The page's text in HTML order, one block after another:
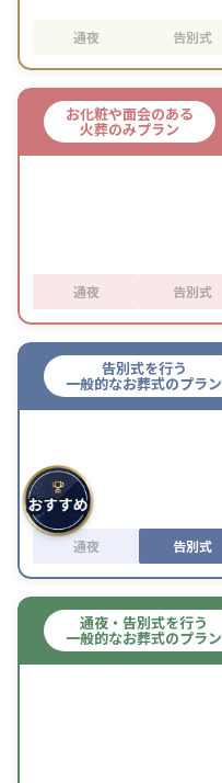
通夜 告別式
お化粧や面会のある
火葬のみプラン
通夜 告別式
告別式を行う
一般的なお葬式のプラン
通夜 告別式
通夜・告別式を行う
一般的なお葬式のプラン